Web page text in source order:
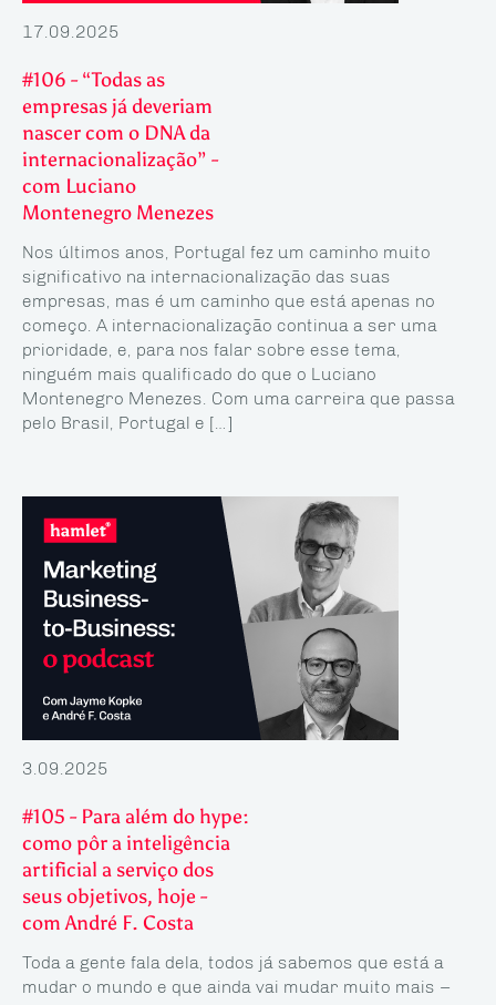
17.09.2025
#106 - “Todas as
empresas já deveriam
nascer com o DNA da
internacionalização” -
com Luciano
Montenegro Menezes
Nos últimos anos, Portugal fez um caminho muito
significativo na internacionalização das suas
empresas, mas é um caminho que está apenas no
começo. A internacionalização continua a ser uma
prioridade, e, para nos falar sobre esse tema,
ninguém mais qualificado do que o Luciano
Montenegro Menezes. Com uma carreira que passa
pelo Brasil, Portugal e […]
3.09.2025
#105 - Para além do hype:
como pôr a inteligência
artificial a serviço dos
seus objetivos, hoje -
com André F. Costa
Toda a gente fala dela, todos já sabemos que está a
mudar o mundo e que ainda vai mu­dar muito mais –